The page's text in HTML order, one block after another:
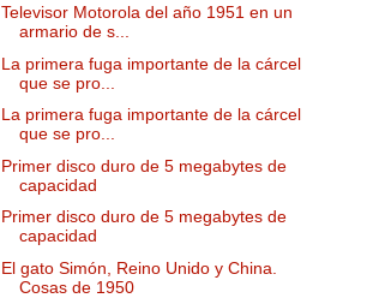
Televisor Motorola del año 1951 en un
armario de s...
La primera fuga importante de la cárcel
que se pro...
La primera fuga importante de la cárcel
que se pro...
Primer disco duro de 5 megabytes de
capacidad
Primer disco duro de 5 megabytes de
capacidad
El gato Simón, Reino Unido y China.
Cosas de 1950